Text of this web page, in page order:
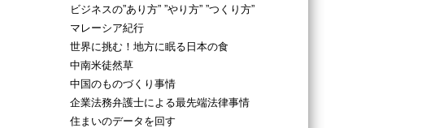
ビジネスの”あり方” ”やり方” ”つくり方”
マレーシア紀行
世界に挑む！地方に眠る日本の食
中南米徒然草
中国のものづくり事情
企業法務弁護士による最先端法律事情
住まいのデータを回す